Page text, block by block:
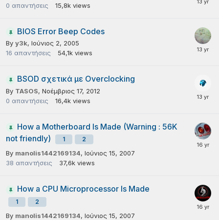
0 απαντήσεις 15,8k views
BIOS Error Beep Codes
By y3k, Ιούνιος 2, 2005
16 απαντήσεις 54,1k views
BSOD σχετικά με Overclocking
By TASOS, Νοέμβριος 17, 2012
0 απαντήσεις 16,4k views
How a Motherboard Is Made (Warning : 56Κ
not friendly)
1 2
By manolis1442169134, Ιούνιος 15, 2007
38 απαντήσεις 37,6k views
How a CPU Microprocessor Is Made
1 2
By manolis1442169134, Ιούνιος 15, 2007